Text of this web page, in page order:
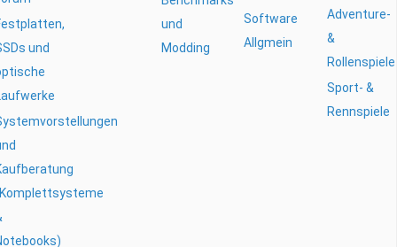
und
und
Modding
Software
Allgmein
Adventure-
&
Rollenspiele
Sport- &
Rennspiele